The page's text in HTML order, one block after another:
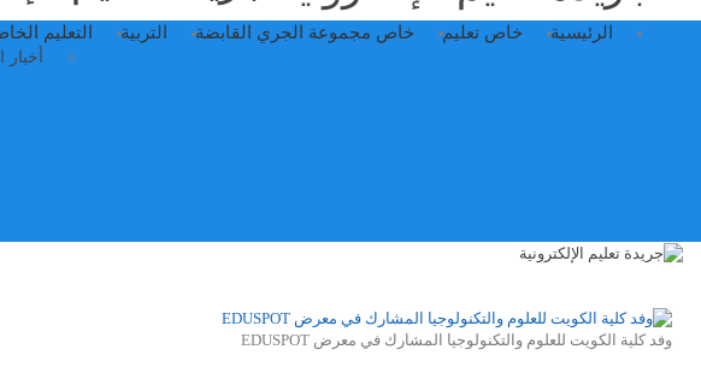
الرئيسية خاص تعليم خاص مجموعة الجري القابضة التربية التعليم
وفد كلية الكويت للعلوم والتكنولوجيا المشارك في معرض EDUSPOT